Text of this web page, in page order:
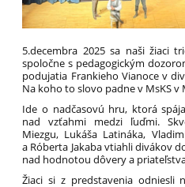
5.decembra 2025 sa naši žiaci
spoločne s pedagogickým
podujatia Frankieho Vianoce v
Na koho to slovo padne v MsKS v
Ide o nadčasovú hru, ktorá
nad vzťahmi medzi ľuďmi.
Miezgu, Lukáša Latináka,
a Róberta Jakaba vtiahli divákov
nad hodnotou dôvery a
Žiaci si z predstavenia odniesli